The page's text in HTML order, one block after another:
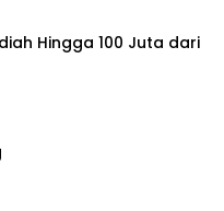
Hingga 100 Juta dari